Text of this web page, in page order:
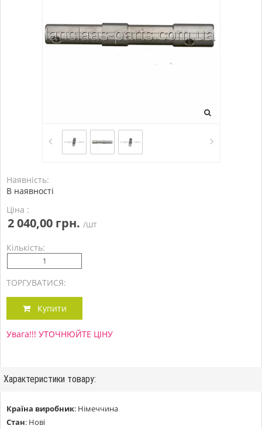
Наявність:
В наявності
Ціна :
2 040,00 грн. /шт
Кількість:
ТОРГУВАТИСЯ:
Купити
Увага!!! УТОЧНЮЙТЕ ЦІНУ
Характеристики товару:
Країна виробник: Німеччина
Стан: Нові